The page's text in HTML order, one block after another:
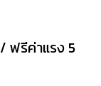
ฟรีค่าแรง 5